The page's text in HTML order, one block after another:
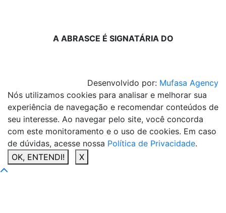
A ABRASCE É SIGNATÁRIA DO
Desenvolvido por: Mufasa Agency
Nós utilizamos cookies para analisar e melhorar sua
experiência de navegação e recomendar conteúdos de
seu interesse. Ao navegar pelo site, você concorda
com este monitoramento e o uso de cookies. Em caso
de dúvidas, acesse nossa Política de Privacidade.
OK, ENTENDI!
X